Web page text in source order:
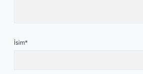
İsim*